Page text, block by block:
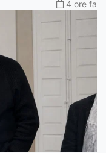
4 ore fa